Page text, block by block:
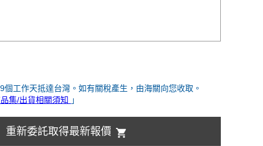
工作天抵達台灣。如有關稅產生，由海關向您收取。
集/出貨相關須知 」
重新委託取得最新報價